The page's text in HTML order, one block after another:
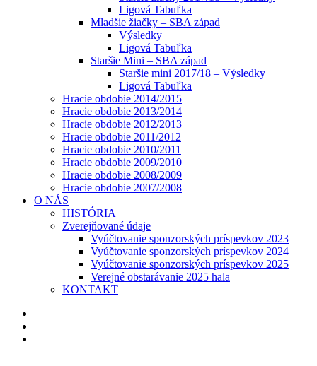
Ligová Tabuľka
Mladšie žiačky – SBA západ
Výsledky
Ligová Tabuľka
Staršie Mini – SBA západ
Staršie mini 2017/18 – Výsledky
Ligová Tabuľka
Hracie obdobie 2014/2015
Hracie obdobie 2013/2014
Hracie obdobie 2012/2013
Hracie obdobie 2011/2012
Hracie obdobie 2010/2011
Hracie obdobie 2009/2010
Hracie obdobie 2008/2009
Hracie obdobie 2007/2008
O NÁS
HISTÓRIA
Zverejňované údaje
Vyúčtovanie sponzorských príspevkov 2023
Vyúčtovanie sponzorských príspevkov 2024
Vyúčtovanie sponzorských príspevkov 2025
Verejné obstarávanie 2025 hala
KONTAKT